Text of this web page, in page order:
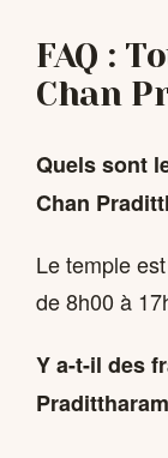
FAQ :
Chan
Quels sont
Chan
Le temple
de 8h00 à
Y a-t-il des